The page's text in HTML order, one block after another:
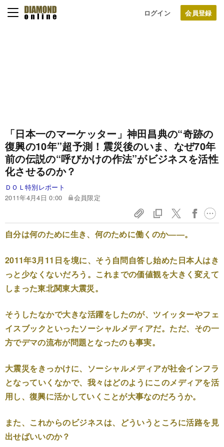
ログイン
「日本一のマーケッター」神田昌典の“奇跡の
復興の10年”超予測！ 震災後のいま、なぜ70年
前の伝説の“呼びかけの作法”がビジネスを活性
化させるのか？
ＤＯＬ特別レポート
2011年4月4日 0:00
会員限定
自分は何のために生き、何のために働くのか――。
2011年3月11日を境に、そう自問自答し始めた日本人はき
っと少なくないだろう。これまでの価値観を大きく変えて
しまった東北関東大震災。
そうしたなかで大きな活躍をしたのが、ツイッターやフェ
イスブックといったソーシャルメディアだ。ただ、その一
方でデマの流布が問題となったのも事実。
大震災をきっかけに、ソーシャルメディアが社会インフラ
となっていくなかで、我々はどのようにこのメディアを活
用し、復興に活かしていくことが大事なのだろうか。
また、これからのビジネスは、どういうところに活路を見
出せばいいのか？